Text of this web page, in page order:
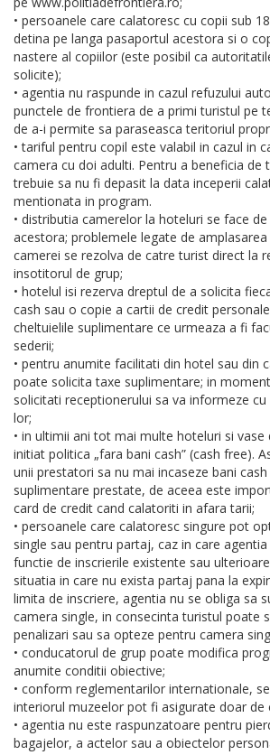
• persoanele care calatoresc cu copii sub
detina pe langa pasaportul acestora si o
nastere al copiilor (este posibil ca
solicite);
• agentia nu raspunde in cazul refuzului
punctele de frontiera de a primi turistul pe
de a-i permite sa paraseasca teritoriul
• tariful pentru copil este valabil in cazul in
camera cu doi adulti. Pentru a beneficia de
trebuie sa nu fi depasit la data inceperii
mentionata in program.
• distributia camerelor la hoteluri se face
acestora; problemele legate de
camerei se rezolva de catre turist direct la
insotitorul de grup;
• hotelul isi rezerva dreptul de a solicita
cash sau o copie a cartii de credit
cheltuielile suplimentare ce urmeaza a fi
sederii;
• pentru anumite facilitati din hotel sau din
poate solicita taxe suplimentare; in
solicitati receptionerului sa va informeze
lor;
• in ultimii ani tot mai multe hoteluri si vase
initiat politica „fara bani cash” (cash free).
unii prestatori sa nu mai incaseze bani
suplimentare prestate, de aceea este
card de credit cand calatoriti in afara tarii;
• persoanele care calatoresc singure pot
single sau pentru partaj, caz in care
functie de inscrierile existente sau
situatia in care nu exista partaj pana la
limita de inscriere, agentia nu se obliga sa
camera single, in consecinta turistul poate
penalizari sau sa opteze pentru camera
• conducatorul de grup poate modifica
anumite conditii obiective;
• conform reglementarilor internationale,
interiorul muzeelor pot fi asigurate doar de
• agentia nu este raspunzatoare pentru
bagajelor, a actelor sau a obiectelor